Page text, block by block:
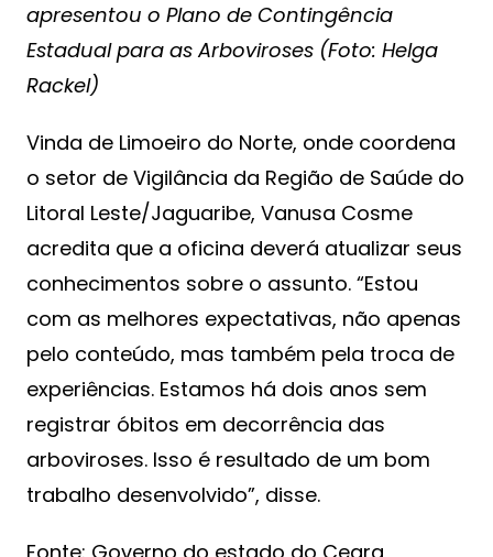
apresentou o Plano de Contingência
Estadual para as Arboviroses (Foto: Helga
Rackel)
Vinda de Limoeiro do Norte, onde coordena
o setor de Vigilância da Região de Saúde do
Litoral Leste/Jaguaribe, Vanusa Cosme
acredita que a oficina deverá atualizar seus
conhecimentos sobre o assunto. “Estou
com as melhores expectativas, não apenas
pelo conteúdo, mas também pela troca de
experiências. Estamos há dois anos sem
registrar óbitos em decorrência das
arboviroses. Isso é resultado de um bom
trabalho desenvolvido”, disse.